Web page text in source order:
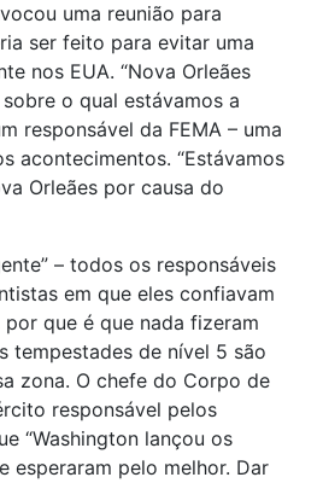
uma reunião para
ser feito para evitar uma
nos EUA. “Nova Orleães
o qual estávamos a
responsável da FEMA – uma
acontecimentos. “Estávamos
Orleães por causa do
– todos os responsáveis
em que eles confiavam
que é que nada fizeram
tempestades de nível 5 são
zona. O chefe do Corpo de
responsável pelos
“Washington lançou os
esperaram pelo melhor. Dar